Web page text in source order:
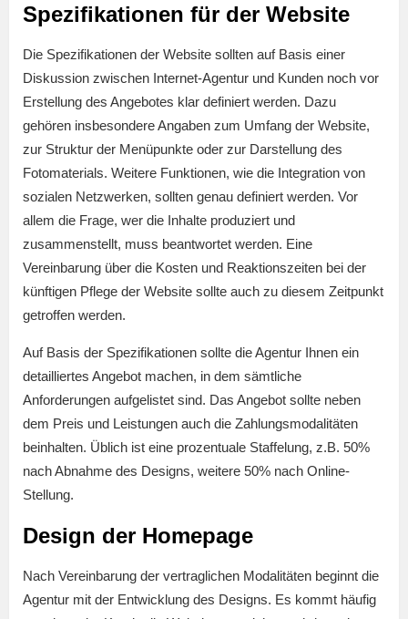
Spezifikationen für der Website
Die Spezifikationen der Website sollten auf Basis einer
Diskussion zwischen Internet-Agentur und Kunden noch vor
Erstellung des Angebotes klar definiert werden. Dazu
gehören insbesondere Angaben zum Umfang der Website,
zur Struktur der Menüpunkte oder zur Darstellung des
Fotomaterials. Weitere Funktionen, wie die Integration von
sozialen Netzwerken, sollten genau definiert werden. Vor
allem die Frage, wer die Inhalte produziert und
zusammenstellt, muss beantwortet werden. Eine
Vereinbarung über die Kosten und Reaktionszeiten bei der
künftigen Pflege der Website sollte auch zu diesem Zeitpunkt
getroffen werden.
Auf Basis der Spezifikationen sollte die Agentur Ihnen ein
detailliertes Angebot machen, in dem sämtliche
Anforderungen aufgelistet sind. Das Angebot sollte neben
dem Preis und Leistungen auch die Zahlungsmodalitäten
beinhalten. Üblich ist eine prozentuale Staffelung, z.B. 50%
nach Abnahme des Designs, weitere 50% nach Online-
Stellung.
Design der Homepage
Nach Vereinbarung der vertraglichen Modalitäten beginnt die
Agentur mit der Entwicklung des Designs. Es kommt häufig